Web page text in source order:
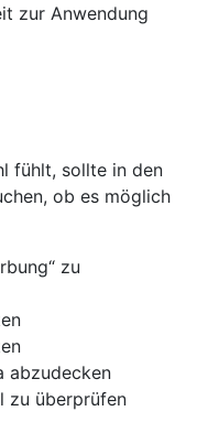
zur Anwendung
fühlt, sollte in den
ob es möglich
zu
abzudecken
zu überprüfen